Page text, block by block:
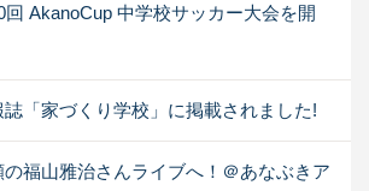
回 AkanoCup 中学校サッカー大会を開
誌「家づくり学校」に掲載されました!
の福山雅治さんライブへ！＠あなぶきア